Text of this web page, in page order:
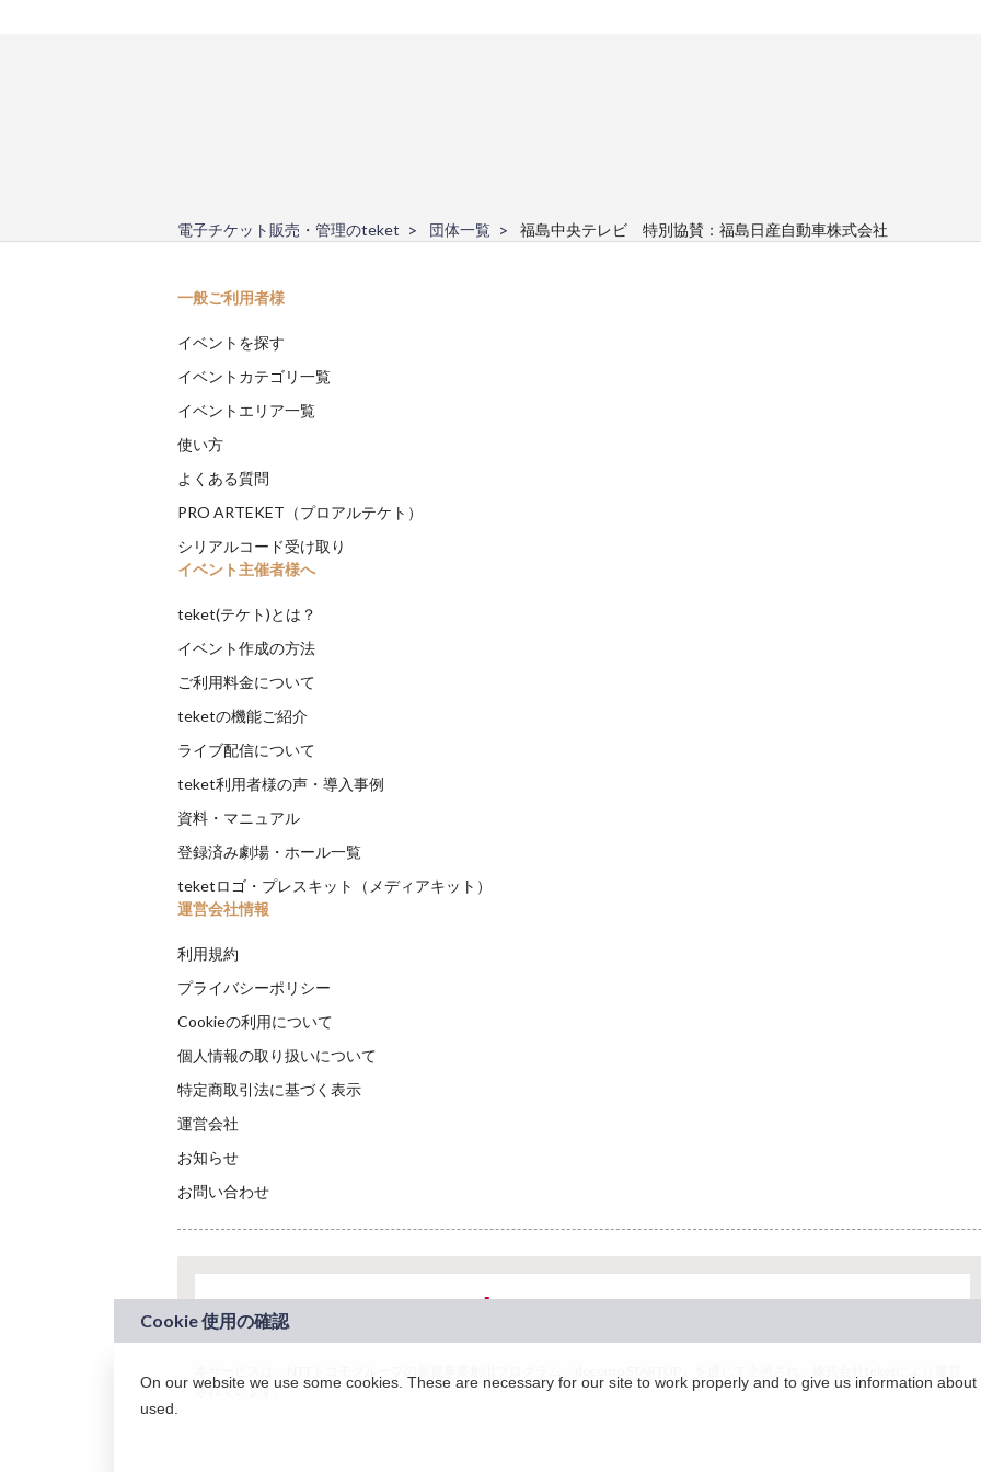
電子チケット販売・管理のteket 団体一覧 福島中央テレビ 特別協賛：福島日産自動車株式会社
一般ご利用者様
イベントを探す
イベントカテゴリ一覧
イベントエリア一覧
使い方
よくある質問
PRO ARTEKET（プロアルテケト）
シリアルコード受け取り
イベント主催者様へ
teket(テケト)とは？
イベント作成の方法
ご利用料金について
teketの機能ご紹介
ライブ配信について
teket利用者様の声・導入事例
資料・マニュアル
登録済み劇場・ホール一覧
teketロゴ・プレスキット（メディアキット）
運営会社情報
利用規約
プライバシーポリシー
Cookieの利用について
個人情報の取り扱いについて
特定商取引法に基づく表示
運営会社
お知らせ
お問い合わせ
されています。
On our website we use some cookies. These are necessary for our site to work properly and to give us information
used.